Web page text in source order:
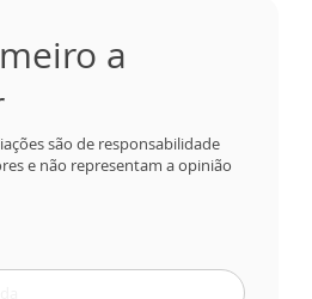
a
são de responsabilidade
e não representam a opinião